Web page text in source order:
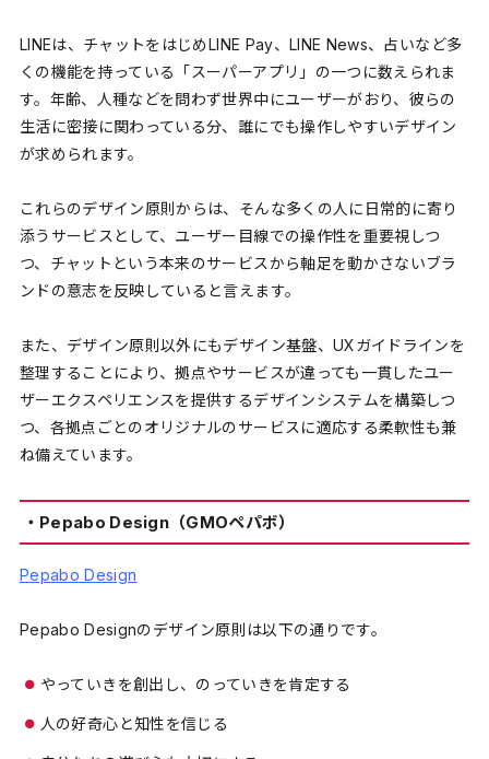
LINEは、チャットをはじめLINE Pay、LINE News、占いなど多
くの機能を持っている「スーパーアプリ」の一つに数えられま
す。年齢、人種などを問わず世界中にユーザーがおり、彼らの
生活に密接に関わっている分、誰にでも操作しやすいデザイン
が求められます。
これらのデザイン原則からは、そんな多くの人に日常的に寄り
添うサービスとして、ユーザー目線での操作性を重要視しつ
つ、チャットという本来のサービスから軸足を動かさないブラ
ンドの意志を反映していると言えます。
また、デザイン原則以外にもデザイン基盤、UXガイドラインを
整理することにより、拠点やサービスが違っても一貫したユー
ザーエクスペリエンスを提供するデザインシステムを構築しつ
つ、各拠点ごとのオリジナルのサービスに適応する柔軟性も兼
ね備えています。
・Pepabo Design（GMOペパボ）
Pepabo Design
Pepabo Designのデザイン原則は以下の通りです。
やっていきを創出し、のっていきを肯定する
人の好奇心と知性を信じる